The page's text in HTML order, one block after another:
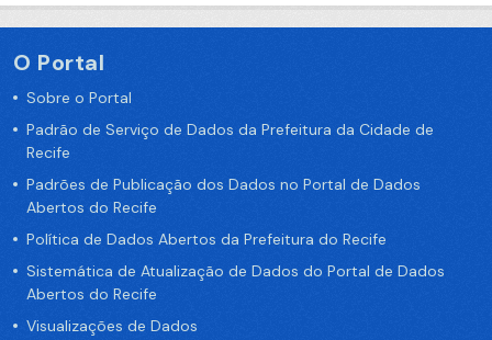
O Portal
Sobre o Portal
Padrão de Serviço de Dados da Prefeitura da Cidade de
Recife
Padrões de Publicação dos Dados no Portal de Dados
Abertos do Recife
Política de Dados Abertos da Prefeitura do Recife
Sistemática de Atualização de Dados do Portal de Dados
Abertos do Recife
Visualizações de Dados